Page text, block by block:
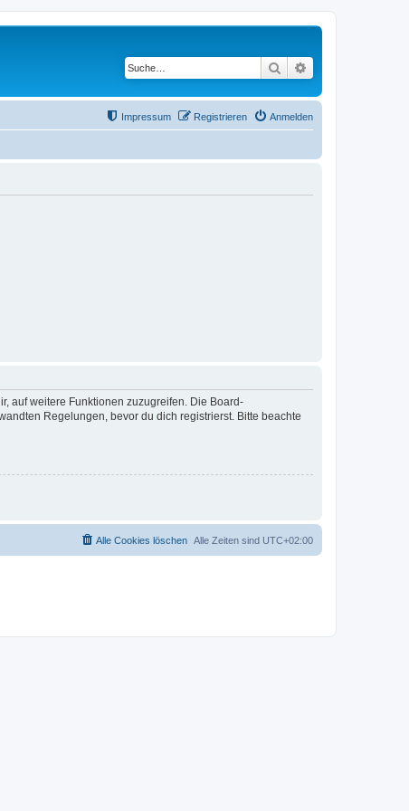
Suche
Anmelden
Registrieren
Impressum
auf weitere Funktionen zuzugreifen. Die Board-
Regelungen, bevor du dich registrierst. Bitte beachte
Alle Zeiten sind UTC+02:00
Alle Cookies löschen